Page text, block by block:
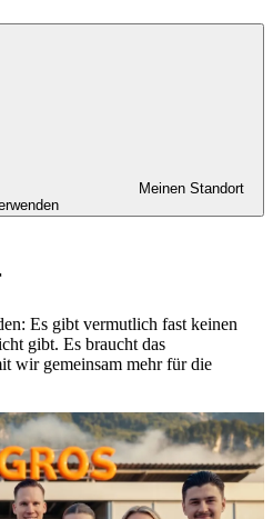
Meinen Standort
Es gibt vermutlich fast keinen
gibt. Es braucht das
wir gemeinsam mehr für die